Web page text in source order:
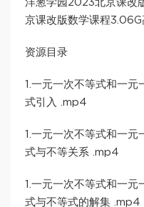
洋葱学园2023北京课改
京课改版数学课程3.06G
资源目录
1.一元一次不等式和一
式引入 .mp4
1.一元一次不等式和一
式与不等关系 .mp4
1.一元一次不等式和一
式与不等式的解集 .mp4